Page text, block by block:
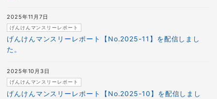
げんけんマンスリーレポート【No.2025-11】を配信しまし
た。
げんけんマンスリーレポート
2025年11月7日
げんけんマンスリーレポート【No.2025-10】を配信しまし
げんけんマンスリーレポート
2025年10月3日